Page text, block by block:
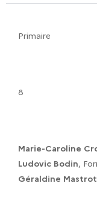
Primaire
8
Marie-Caroline
Ludovic Bodin,
Géraldine Mastrot